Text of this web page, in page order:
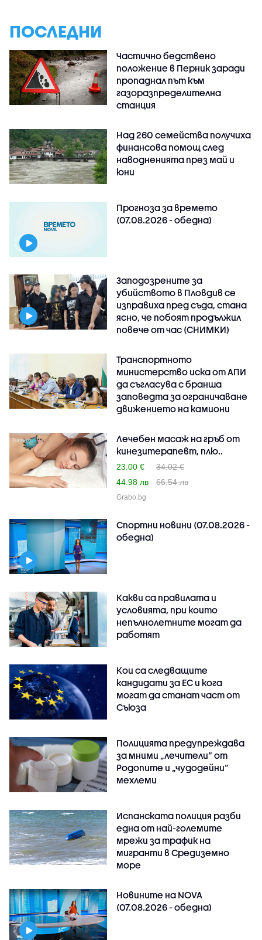
ПОСЛЕДНИ
Частично бедствено
положение в Перник заради
пропаднал път към
газоразпределителна
станция
Над 260 семейства получиха
финансова помощ след
наводненията през май и
юни
Прогноза за времето
(07.08.2026 - обедна)
Заподозрените за
убийството в Пловдив се
изправиха пред съда, стана
ясно, че побоят продължил
повече от час (СНИМКИ)
Транспортното
министерство иска от АПИ
да съгласува с бранша
заповедта за ограничаване
движението на камиони
Лечебен масаж на гръб от
кинезитерапевт, плю..
23.00 €
34.02 €
44.98 лв
66.54 лв
Grabo.bg
Спортни новини (07.08.2026 -
обедна)
Какви са правилата и
условията, при които
непълнолетните могат да
работят
Кои са следващите
кандидати за ЕС и кога
могат да станат част от
Съюза
Полицията предупреждава
за мними „лечители“ от
Родопите и „чудодейни“
мехлеми
Испанската полиция разби
една от най-големите
мрежи за трафик на
мигранти в Средиземно
море
Новините на NOVA
(07.08.2026 - обедна)